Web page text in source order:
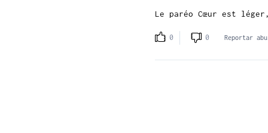
Le paréo Cœur est
0 0 Reportar